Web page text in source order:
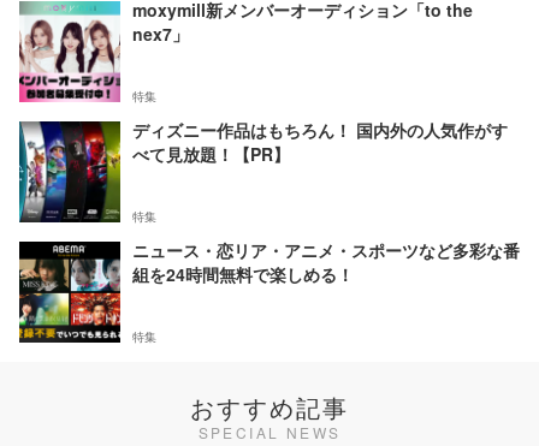
moxymill新メンバーオーディション「to the
nex7」
特集
ディズニー作品はもちろん！ 国内外の人気作がす
べて見放題！【PR】
特集
ニュース・恋リア・アニメ・スポーツなど多彩な番
組を24時間無料で楽しめる！
特集
おすすめ記事
SPECIAL NEWS